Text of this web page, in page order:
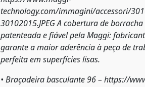
technology.com/immagini/accessori/
30102015.JPEGA cobertura de borracha
patenteada e fiável pela Maggi:
garante a maior aderência à peça de
perfeita em superfícies lisas.
• Braçadeira basculante 96 – https://